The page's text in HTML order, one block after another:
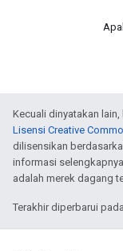
Kecuali dinyatakan
Lisensi Creative
dilisensikan
informasi
adalah merek dagang
Terakhir diperbarui